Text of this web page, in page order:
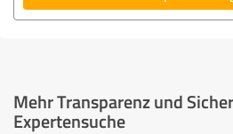
Mehr Transparenz und
Expertensuche